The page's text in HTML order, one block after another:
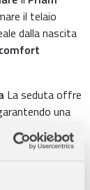
il telaio
dalla nascita
La seduta offre
una
Perfetta per